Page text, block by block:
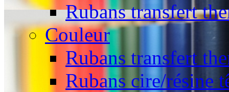
Rubans transfert
Couleur
Rubans transfert
Rubans cire/résine